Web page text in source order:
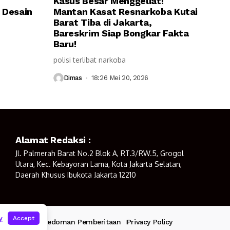
Mantan Kasat Resnarkoba Kutai
Barat Tiba di Jakarta,
Bareskrim Siap Bongkar Fakta
Baru!
polisi terlibat narkoba
Dimas 18:26 Mei 20, 2026
Alamat Redaksi :
Jl. Palmerah Barat No.2 Blok A, RT.3/RW.5, Grogol
Utara, Kec. Kebayoran Lama, Kota Jakarta Selatan,
Daerah Khusus Ibukota Jakarta 12210
Redaksi Pedoman Pemberitaan Privacy Policy
Accept